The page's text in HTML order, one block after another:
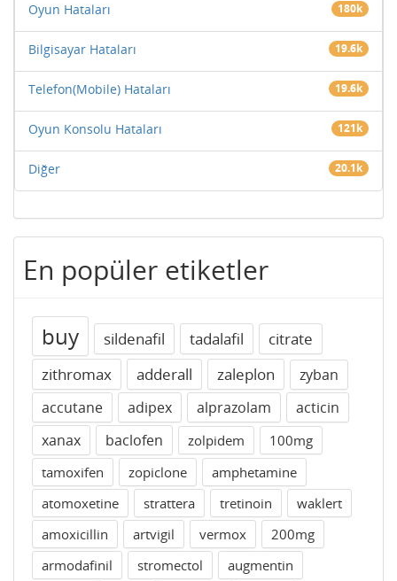
Oyun Hataları 180k
Bilgisayar Hataları 19.6k
Telefon(Mobile) Hataları 19.6k
Oyun Konsolu Hataları 121k
Diğer 20.1k
En popüler etiketler
buy sildenafil tadalafil
citrate
zithromax
adderall zaleplon
zyban
accutane
adipex alprazolam
acticin
xanax
baclofen zolpidem
100mg
tamoxifen
zopiclone
amphetamine
atomoxetine
strattera tretinoin
waklert
amoxicillin
artvigil vermox
200mg
armodafinil
stromectol
augmentin